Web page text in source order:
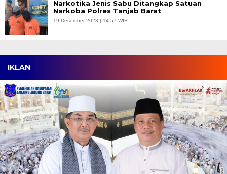
Narkotika Jenis Sabu Ditangkap Satuan
Narkoba Polres Tanjab Barat
19 Desember 2023 | 14:57 WIB
IKLAN